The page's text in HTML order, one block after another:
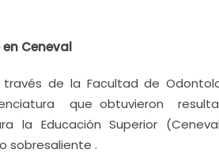
Ceneval
través de la Facultad de
que obtuvieron
la Educación Superior
sobresaliente .